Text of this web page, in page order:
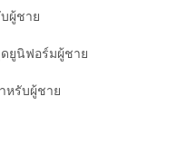
ผู้ชาย
ยูนิฟอร์มผู้ชาย
หรับผู้ชาย